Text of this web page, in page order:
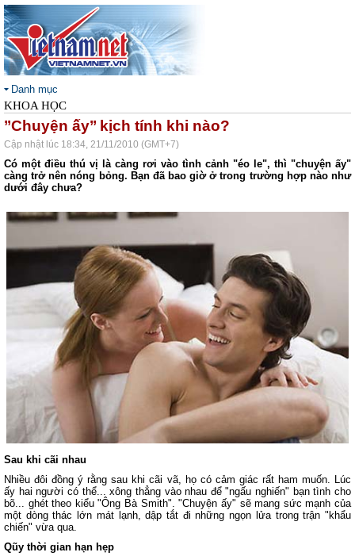
Danh mục
KHOA HỌC
’’Chuyện ấy’’ kịch tính khi nào?
Cập nhật lúc 18:34, 21/11/2010 (GMT+7)
Có một điều thú vị là càng rơi vào tình cảnh "éo le", thì "chuyện ấy"
càng trở nên nóng bỏng. Bạn đã bao giờ ở trong trường hợp nào như
dưới đây chưa?
Sau khi cãi nhau
Nhiều đôi đồng ý rằng sau khi cãi vã, họ có cảm giác rất ham muốn. Lúc
ấy hai người có thể... xông thẳng vào nhau để "ngấu nghiến" bạn tình cho
bõ... ghét theo kiểu "Ông Bà Smith". "Chuyện ấy" sẽ mang sức mạnh của
một dòng thác lớn mát lạnh, dập tắt đi những ngọn lửa trong trận "khẩu
chiến" vừa qua.
Qũy thời gian hạn hẹp